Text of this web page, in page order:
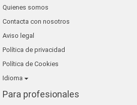
blaneshouse s.l.
grup 90
Quienes somos
Contacta con nosotros
Aviso legal
Política de privacidad
Política de Cookies
Idioma
Para profesionales